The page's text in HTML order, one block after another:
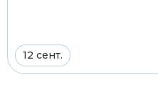
12 сент.